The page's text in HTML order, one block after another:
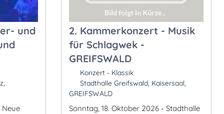
und
Neue
2. Kammerkonzert - Musik
für Schlagwek -
GREIFSWALD
Konzert - Klassik
Stadthalle Greifswald, Kaisersaal,
GREIFSWALD
Sonntag, 18. Oktober 2026 - Stadthalle